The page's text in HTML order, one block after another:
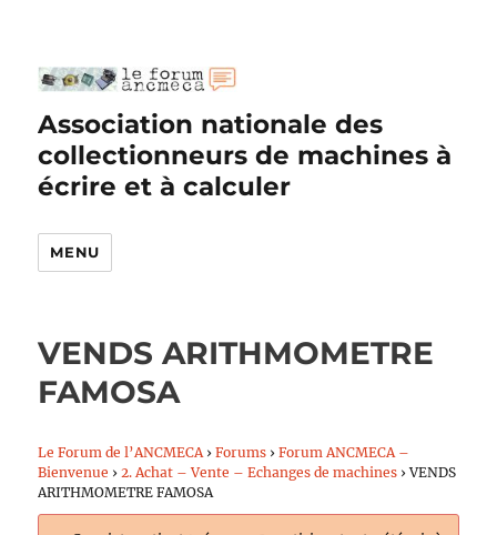
Association nationale des
collectionneurs de machines à
écrire et à calculer
MENU
VENDS ARITHMOMETRE
FAMOSA
Le Forum de l’ANCMECA › Forums › Forum ANCMECA –
Bienvenue › 2. Achat – Vente – Echanges de machines › VENDS
ARITHMOMETRE FAMOSA